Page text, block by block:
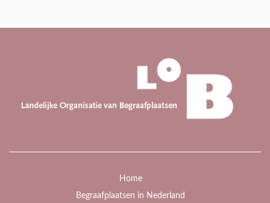
Home
Begraafplaatsen in Nederland